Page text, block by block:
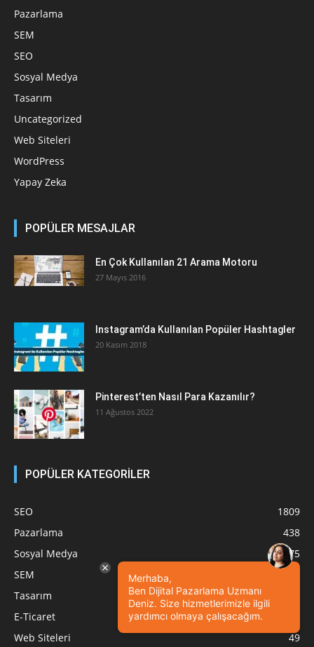
Pazarlama
SEM
SEO
Sosyal Medya
Tasarım
Uncategorized
Web Siteleri
WordPress
Yapay Zeka
POPÜLER MESAJLAR
En Çok Kullanılan 21 Arama Motoru
27 Mayıs 2016
Instagram’da Kullanılan Popüler Hashtagler
20 Kasım 2018
Pinterest’ten Nasıl Para Kazanılır?
11 Ağustos 2022
POPÜLER KATEGORİLER
SEO
1809
Pazarlama
438
Sosyal Medya
275
SEM
Tasarım
E-Ticaret
Web Siteleri
49
Merhaba,
Ben Dijital Pazarlama Uzmanı
Deniz. Size hizmetlerimizle ilgili
yardımcı olmaya çalışacağım.